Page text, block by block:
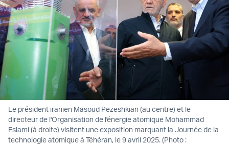
Le président iranien Masoud Pezeshkian (au centre) et le
directeur de l'Organisation de l'énergie atomique Mohammad
Eslami (à droite) visitent une exposition marquant la Journée de la
technologie atomique à Téhéran, le 9 avril 2025. (Photo :